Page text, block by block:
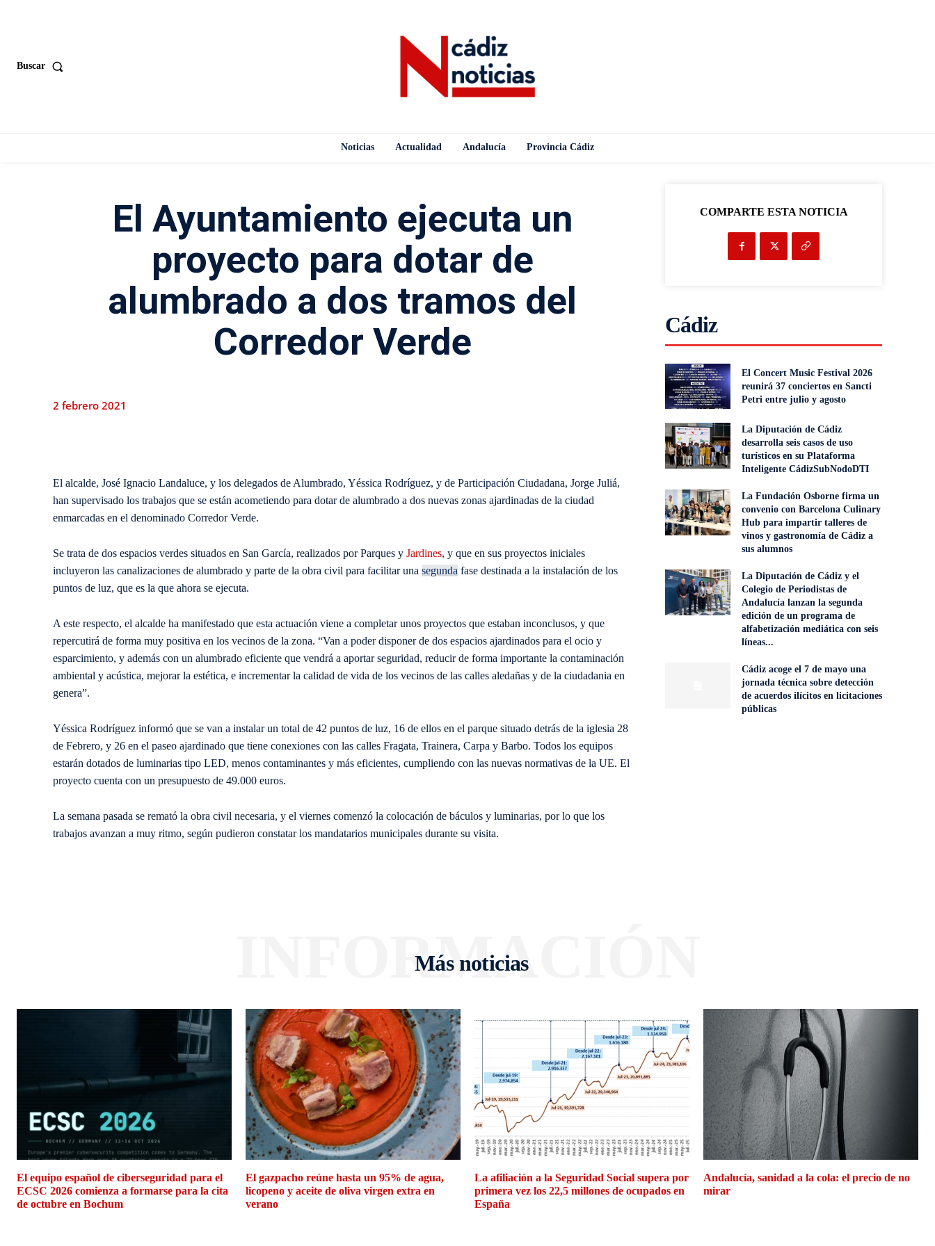
Buscar
Noticias Actualidad Andalucía Provincia Cádiz
El Ayuntamiento ejecuta un
proyecto para dotar de
alumbrado a dos tramos del
Corredor Verde
2 febrero 2021
El alcalde, José Ignacio Landaluce, y los delegados de Alumbrado, Yéssica Rodríguez, y de Participación Ciudadana, Jorge Juliá,
han supervisado los trabajos que se están acometiendo para dotar de alumbrado a dos nuevas zonas ajardinadas de la ciudad
enmarcadas en el denominado Corredor Verde.
Se trata de dos espacios verdes situados en San García, realizados por Parques y Jardines, y que en sus proyectos iniciales
incluyeron las canalizaciones de alumbrado y parte de la obra civil para facilitar una segunda fase destinada a la instalación de los
puntos de luz, que es la que ahora se ejecuta.
A este respecto, el alcalde ha manifestado que esta actuación viene a completar unos proyectos que estaban inconclusos, y que
repercutirá de forma muy positiva en los vecinos de la zona. “Van a poder disponer de dos espacios ajardinados para el ocio y
esparcimiento, y además con un alumbrado eficiente que vendrá a aportar seguridad, reducir de forma importante la contaminación
ambiental y acústica, mejorar la estética, e incrementar la calidad de vida de los vecinos de las calles aledañas y de la ciudadania en
genera”.
Yéssica Rodríguez informó que se van a instalar un total de 42 puntos de luz, 16 de ellos en el parque situado detrás de la iglesia 28
de Febrero, y 26 en el paseo ajardinado que tiene conexiones con las calles Fragata, Trainera, Carpa y Barbo. Todos los equipos
estarán dotados de luminarias tipo LED, menos contaminantes y más eficientes, cumpliendo con las nuevas normativas de la UE. El
proyecto cuenta con un presupuesto de 49.000 euros.
La semana pasada se remató la obra civil necesaria, y el viernes comenzó la colocación de báculos y luminarias, por lo que los
trabajos avanzan a muy ritmo, según pudieron constatar los mandatarios municipales durante su visita.
COMPARTE ESTA NOTICIA
Cádiz
El Concert Music Festival 2026
reunirá 37 conciertos en Sancti
Petri entre julio y agosto
La Diputación de Cádiz
desarrolla seis casos de uso
turísticos en su Plataforma
Inteligente CádizSubNodoDTI
La Fundación Osborne firma un
convenio con Barcelona Culinary
Hub para impartir talleres de
vinos y gastronomía de Cádiz a
sus alumnos
La Diputación de Cádiz y el
Colegio de Periodistas de
Andalucía lanzan la segunda
edición de un programa de
alfabetización mediática con seis
líneas...
Cádiz acoge el 7 de mayo una
jornada técnica sobre detección
de acuerdos ilícitos en licitaciones
públicas
Más noticias
INFORMACIÓN
El equipo español de ciberseguridad para el
ECSC 2026 comienza a formarse para la cita
de octubre en Bochum
El gazpacho reúne hasta un 95% de agua,
licopeno y aceite de oliva virgen extra en
verano
La afiliación a la Seguridad Social supera por
primera vez los 22,5 millones de ocupados en
España
Andalucía, sanidad a la cola: el precio de no
mirar